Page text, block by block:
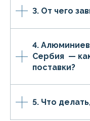
3. От чего
4.
Сербия —
поставки?
5. Что